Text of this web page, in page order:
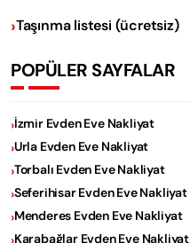
Taşınma listesi (ücretsiz)
POPÜLER SAYFALAR
İzmir Evden Eve Nakliyat
Urla Evden Eve Nakliyat
Torbalı Evden Eve Nakliyat
Seferihisar Evden Eve Nakliyat
Menderes Evden Eve Nakliyat
Karabağlar Evden Eve Nakliyat